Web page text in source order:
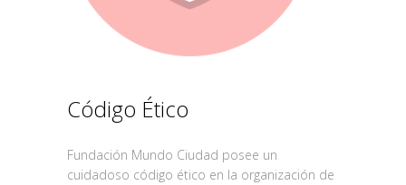
Código Ético
Fundación Mundo Ciudad posee un
cuidadoso código ético en la organización de